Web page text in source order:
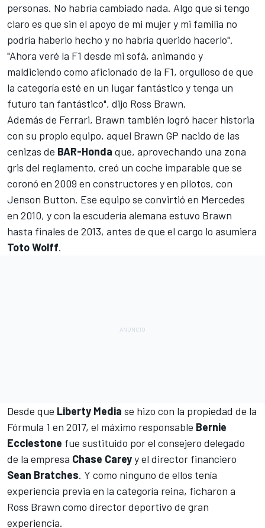
personas. No habría cambiado nada. Algo que sí tengo
claro es que sin el apoyo de mi mujer y mi familia no
podría haberlo hecho y no habría querido hacerlo".
"Ahora veré la F1 desde mi sofá, animando y
maldiciendo como aficionado de la F1, orgulloso de que
la categoría esté en un lugar fantástico y tenga un
futuro tan fantástico", dijo Ross Brawn.
Además de Ferrari, Brawn también logró hacer historia
con su propio equipo, aquel Brawn GP nacido de las
cenizas de BAR-Honda que, aprovechando una zona
gris del reglamento, creó un coche imparable que se
coronó en 2009 en constructores y en pilotos, con
Jenson Button. Ese equipo se convirtió en Mercedes
en 2010, y con la escudería alemana estuvo Brawn
hasta finales de 2013, antes de que el cargo lo asumiera
Toto Wolff.
Desde que Liberty Media se hizo con la propiedad de la
Fórmula 1 en 2017, el máximo responsable Bernie
Ecclestone fue sustituido por el consejero delegado
de la empresa Chase Careyy el director financiero
Sean Bratches. Y como ninguno de ellos tenía
experiencia previa en la categoría reina, ficharon a
Ross Brawn como director deportivo de gran
experiencia.